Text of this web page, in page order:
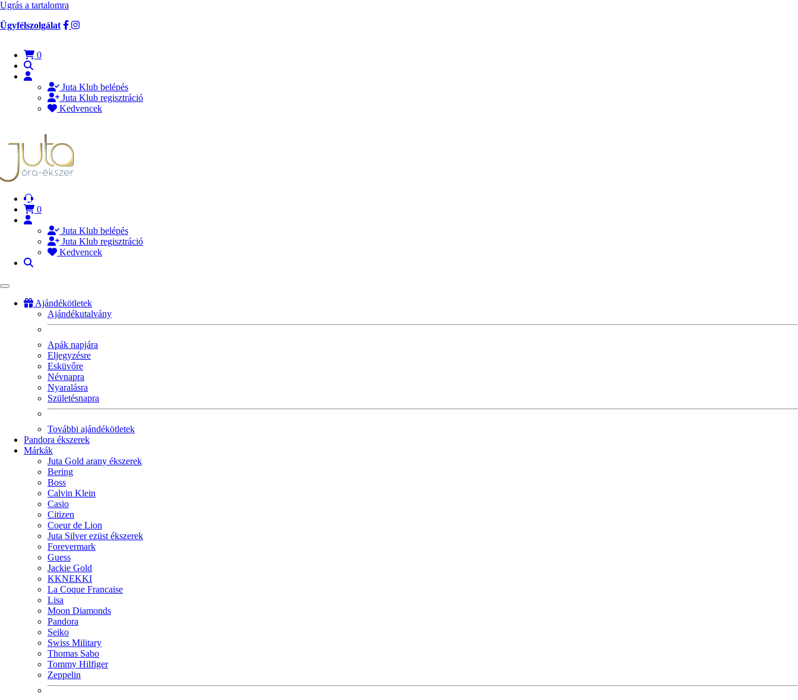
Ugrás a tartalomra
Ügyfélszolgálat
0
Juta Klub belépés
Juta Klub regisztráció
Kedvencek
0
Juta Klub belépés
Juta Klub regisztráció
Kedvencek
Ajándékötletek
Ajándékutalvány
Apák napjára
Eljegyzésre
Esküvőre
Névnapra
Nyaralásra
Születésnapra
További ajándékötletek
Pandora ékszerek
Márkák
Juta Gold arany ékszerek
Bering
Boss
Calvin Klein
Casio
Citizen
Coeur de Lion
Juta Silver ezüst ékszerek
Forevermark
Guess
Jackie Gold
KKNEKKI
La Coque Francaise
Lisa
Moon Diamonds
Pandora
Seiko
Swiss Military
Thomas Sabo
Tommy Hilfiger
Zeppelin